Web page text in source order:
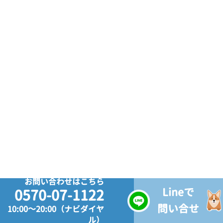
お問い合わせはこちら
0570-07-1122
10:00～20:00（ナビダイヤ
ル）
Lineで
問い合せ